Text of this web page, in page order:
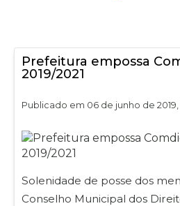
Prefeitura empossa
2019/2021
Publicado em 06 de junho de 2019,
Solenidade de posse dos
Conselho Municipal dos